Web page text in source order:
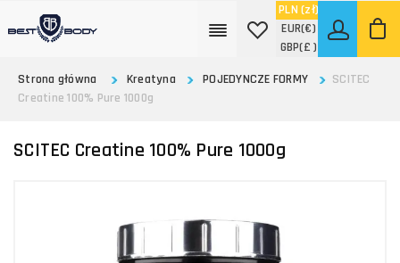
PLN (zł)
EUR(€)
GBP(£ )
Strona główna
Kreatyna POJEDYNCZE FORMY
SCITEC
Creatine 100% Pure 1000g
SCITEC Creatine 100% Pure 1000g